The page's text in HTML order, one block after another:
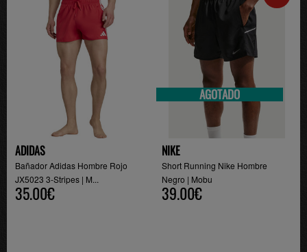
ADIDAS
Bañador Adidas Hombre Rojo
JX5023 3-Stripes | M...
35.00€
AGOTADO
NIKE
Short Running Nike Hombre
Negro | Mobu
39.00€